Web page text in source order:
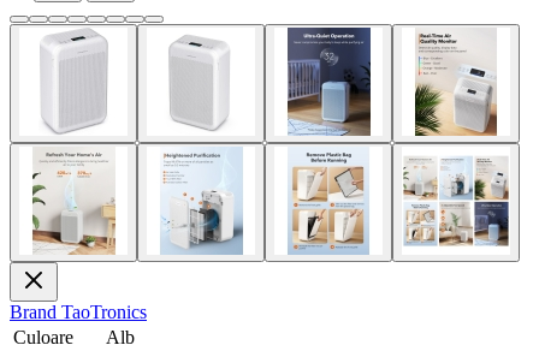
Brand TaoTronics
Culoare
Alb